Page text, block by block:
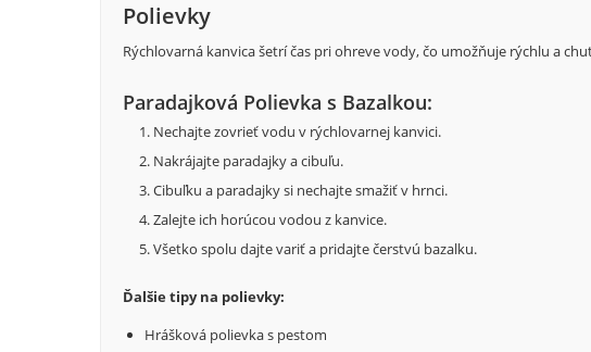
Polievky
Rýchlovarná kanvica šetrí čas pri ohreve vody, čo umožňuje rýchlu a
Paradajková Polievka s Bazalkou:
Nechajte zovrieť vodu v rýchlovarnej kanvici.
Nakrájajte paradajky a cibuľu.
Cibuľku a paradajky si nechajte smažiť v hrnci.
Zalejte ich horúcou vodou z kanvice.
Všetko spolu dajte variť a pridajte čerstvú bazalku.
Ďalšie tipy na polievky:
Hrášková polievka s pestom